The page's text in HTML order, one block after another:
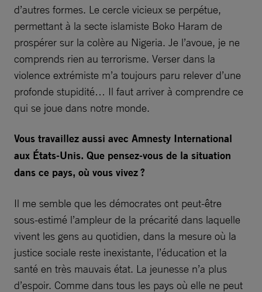
d’autres formes. Le cercle vicieux se perpétue,
permettant à la secte islamiste Boko Haram de
prospérer sur la colère au Nigeria. Je l’avoue, je ne
comprends rien au terrorisme. Verser dans la
violence extrémiste m’a toujours paru relever d’une
profonde stupidité… Il faut arriver à comprendre ce
qui se joue dans notre monde.
Vous travaillez aussi avec Amnesty International
aux États-Unis. Que pensez-vous de la situation
dans ce pays, où vous vivez ?
Il me semble que les démocrates ont peut-être
sous-estimé l’ampleur de la précarité dans laquelle
vivent les gens au quotidien, dans la mesure où la
justice sociale reste inexistante, l’éducation et la
santé en très mauvais état. La jeunesse n’a plus
d’espoir. Comme dans tous les pays où elle ne peut